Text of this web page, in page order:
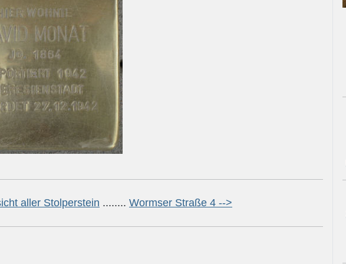
aller Stolperstein ........ Wormser Straße 4 -->